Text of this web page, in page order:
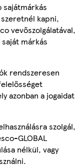
sajátmárkás
kapni,
vevőszolgálatával,
márkás
rendszeresen
azonban a jogaidat
szolgál,
GLOBAL
nélkül, vagy